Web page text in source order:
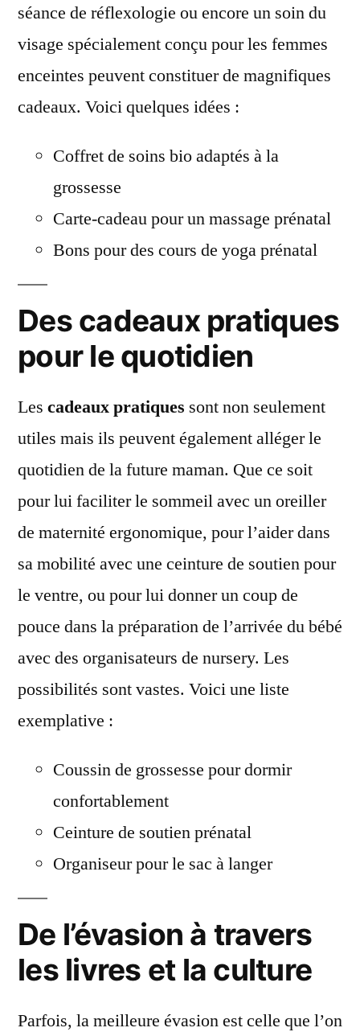
séance de réflexologie ou encore un soin du
visage spécialement conçu pour les femmes
enceintes peuvent constituer de magnifiques
cadeaux. Voici quelques idées :
Coffret de soins bio adaptés à la
grossesse
Carte-cadeau pour un massage prénatal
Bons pour des cours de yoga prénatal
Des cadeaux pratiques
pour le quotidien
Les cadeaux pratiques sont non seulement
utiles mais ils peuvent également alléger le
quotidien de la future maman. Que ce soit
pour lui faciliter le sommeil avec un oreiller
de maternité ergonomique, pour l’aider dans
sa mobilité avec une ceinture de soutien pour
le ventre, ou pour lui donner un coup de
pouce dans la préparation de l’arrivée du bébé
avec des organisateurs de nursery. Les
possibilités sont vastes. Voici une liste
exemplative :
Coussin de grossesse pour dormir
confortablement
Ceinture de soutien prénatal
Organiseur pour le sac à langer
De l’évasion à travers
les livres et la culture
Parfois, la meilleure évasion est celle que l’on